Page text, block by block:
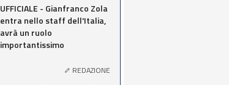
UFFICIALE - Gianfranco Zola
entra nello staff dell'Italia,
avrà un ruolo
importantissimo
REDAZIONE